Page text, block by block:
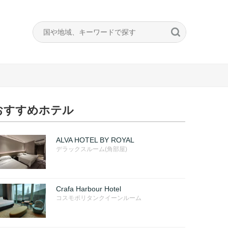
すすめホテル
ALVA HOTEL BY ROYAL
デラックスルーム(角部屋)
Crafa Harbour Hotel
コスモポリタンクイーンルーム